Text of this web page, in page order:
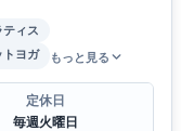
ィス
トヨガ もっと見る
定休日
毎週火曜日